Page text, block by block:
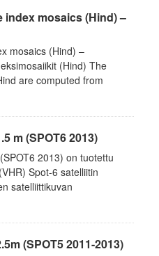
index mosaics (Hind) –
mosaics (Hind) –
(Hind) The
are computed from
m (SPOT6 2013)
2013) on tuotettu
Spot-6 satelliitin
satelliittikuvan
(SPOT5 2011-2013)